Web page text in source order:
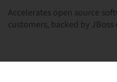
く
い
Accelerates open source
customers, backed by